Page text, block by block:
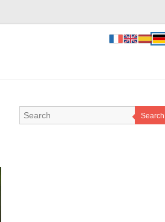
Search